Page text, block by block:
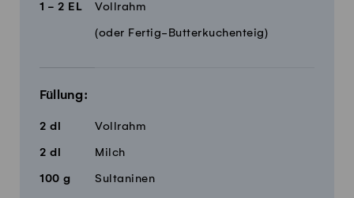
1 - 2 EL Vollrahm
(oder Fertig-Butterkuchenteig)
Füllung:
2 dl Vollrahm
2 dl Milch
100 g Sultaninen